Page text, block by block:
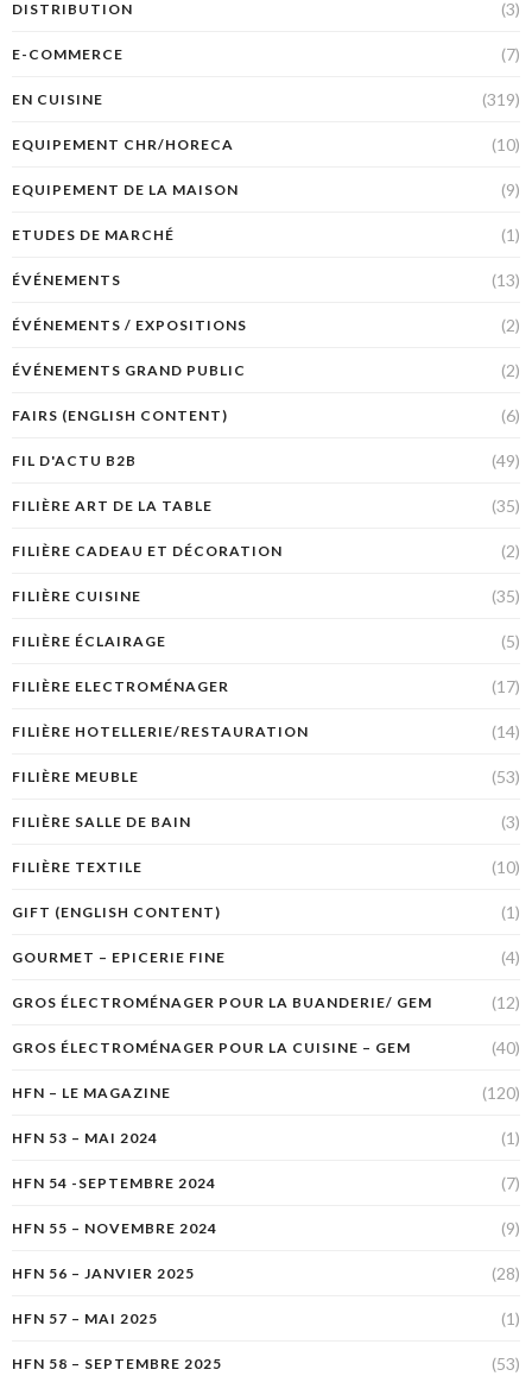
DISTRIBUTION (3)
E-COMMERCE (7)
EN CUISINE (319)
EQUIPEMENT CHR/HORECA (10)
EQUIPEMENT DE LA MAISON (9)
ETUDES DE MARCHÉ (1)
ÉVÉNEMENTS (13)
ÉVÉNEMENTS / EXPOSITIONS (2)
ÉVÉNEMENTS GRAND PUBLIC (2)
FAIRS (ENGLISH CONTENT) (6)
FIL D'ACTU B2B (49)
FILIÈRE ART DE LA TABLE (35)
FILIÈRE CADEAU ET DÉCORATION (2)
FILIÈRE CUISINE (35)
FILIÈRE ÉCLAIRAGE (5)
FILIÈRE ELECTROMÉNAGER (17)
FILIÈRE HOTELLERIE/RESTAURATION (14)
FILIÈRE MEUBLE (53)
FILIÈRE SALLE DE BAIN (3)
FILIÈRE TEXTILE (10)
GIFT (ENGLISH CONTENT) (1)
GOURMET – EPICERIE FINE (4)
GROS ÉLECTROMÉNAGER POUR LA BUANDERIE/ GEM (12)
GROS ÉLECTROMÉNAGER POUR LA CUISINE – GEM (40)
HFN – LE MAGAZINE (120)
HFN 53 – MAI 2024 (1)
HFN 54 -SEPTEMBRE 2024 (7)
HFN 55 – NOVEMBRE 2024 (9)
HFN 56 – JANVIER 2025 (28)
HFN 57 – MAI 2025 (1)
HFN 58 – SEPTEMBRE 2025 (53)